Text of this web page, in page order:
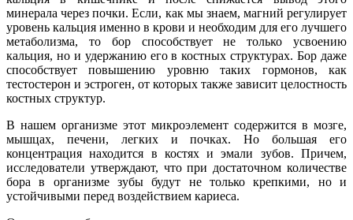
минерала через почки. Если, как мы знаем, магний регулирует
уровень кальция именно в крови и необходим для его лучшего
метаболизма, то бор способствует не только усвоению
кальция, но и удержанию его в костных структурах. Бор даже
способствует повышению уровню таких гормонов, как
тестостерон и эстроген, от которых также зависит целостность
костных структур.
В нашем организме этот микроэлемент содержится в мозге,
мышцах, печени, легких и почках. Но большая его
концентрация находится в костях и эмали зубов. Причем,
исследователи утверждают, что при достаточном количестве
бора в организме зубы будут не только крепкими, но и
устойчивыми перед воздействием кариеса.